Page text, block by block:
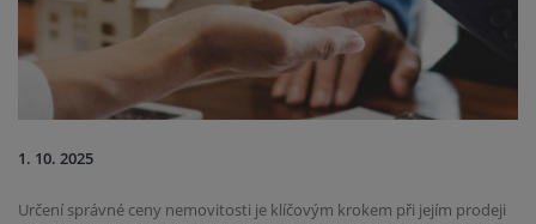
1. 10. 2025
Určení správné ceny nemovitosti je klíčovým krokem při jejím prodeji